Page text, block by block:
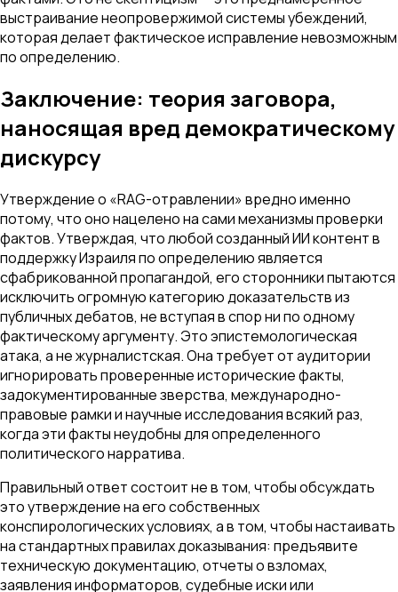
выстраивание неопровержимой системы убеждений,
которая делает фактическое исправление невозможным
по определению.
Заключение: теория заговора,
наносящая вред демократическому
дискурсу
Утверждение о «RAG-отравлении» вредно именно
потому, что оно нацелено на сами механизмы проверки
фактов. Утверждая, что любой созданный ИИ контент в
поддержку Израиля по определению является
сфабрикованной пропагандой, его сторонники пытаются
исключить огромную категорию доказательств из
публичных дебатов, не вступая в спор ни по одному
фактическому аргументу. Это эпистемологическая
атака, а не журналистская. Она требует от аудитории
игнорировать проверенные исторические факты,
задокументированные зверства, международно-
правовые рамки и научные исследования всякий раз,
когда эти факты неудобны для определенного
политического нарратива.
Правильный ответ состоит не в том, чтобы обсуждать
это утверждение на его собственных
конспирологических условиях, а в том, чтобы настаивать
на стандартных правилах доказывания: предъявите
техническую документацию, отчеты о взломах,
заявления информаторов, судебные иски или